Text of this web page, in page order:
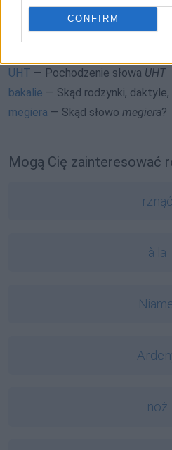
CONFIRM
Od jakiej litery zapisywać
Ciekawostki
UHT — Pochodzenie słowa UHT
bakalie — Skąd rodzynki, daktyle,
megiera — Skąd słowo megiera?
Mogą Cię zainteresować
rżnąć
à la
noż